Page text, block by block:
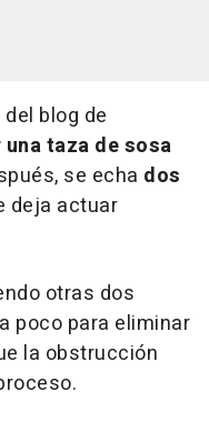
blog de
una taza de sosa
se echa dos
deja actuar
otras dos
poco para eliminar
la obstrucción